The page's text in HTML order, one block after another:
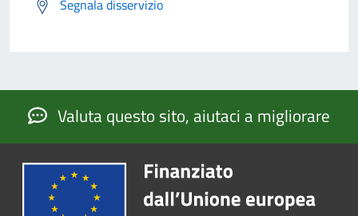
Segnala disservizio
Valuta questo sito, aiutaci a migliorare